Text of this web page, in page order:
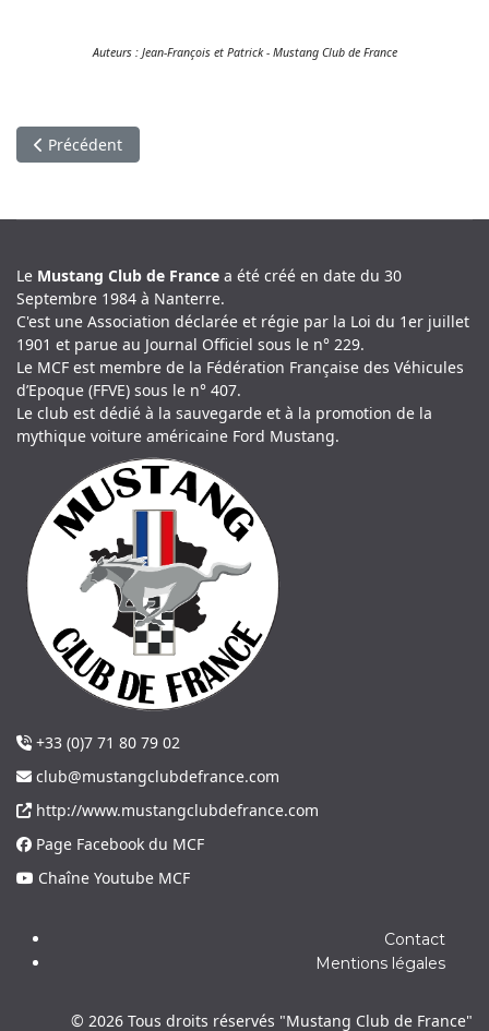
Auteurs : Jean-François et Patrick - Mustang Club de France
Article précédent : Une histoire de cheval
Précédent
Le Mustang Club de France a été créé en date du 30
Septembre 1984 à Nanterre.
C'est une Association déclarée et régie par la Loi du 1er juillet
1901 et parue au Journal Officiel sous le n° 229.
Le MCF est membre de la Fédération Française des Véhicules
d’Epoque (FFVE) sous le n° 407.
Le club est dédié à la sauvegarde et à la promotion de la
mythique voiture américaine Ford Mustang.
+33 (0)7 71 80 79 02
club@mustangclubdefrance.com
http://www.mustangclubdefrance.com
Page Facebook du MCF
Chaîne Youtube MCF
Contact
Mentions légales
© 2026 Tous droits réservés "Mustang Club de France"